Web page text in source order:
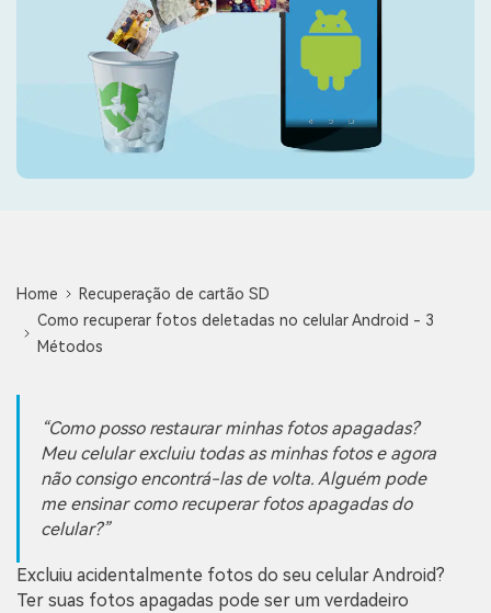
Recoverit Grátis
Recupere dados perdidos/excluídos gratuitamente
Teste Grátis
Outros Produtos
Repairit - Reparar Dados
UBackit - Backup de Dados
ENCONTRAR MAIS SOLUÇÕES
Home
Recuperação de cartão SD
Como recuperar fotos deletadas no celular Android - 3
Métodos
Como posso restaurar minhas fotos apagadas?
Meu celular excluiu todas as minhas fotos e agora
não consigo encontrá-las de volta. Alguém pode
me ensinar como recuperar fotos apagadas do
celular?
Excluiu acidentalmente fotos do seu celular Android?
Ter suas fotos apagadas pode ser um verdadeiro